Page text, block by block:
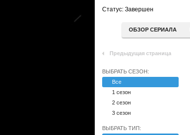
Статус: Завершен
ОБЗОР СЕРИАЛА
Предыдущая страница
ВЫБРАТЬ СЕЗОН:
Все
1 сезон
2 сезон
3 сезон
ВЫБРАТЬ ТИП: